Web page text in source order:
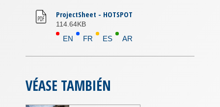
ProjectSheet - HOTSPOT
114.64KB
EN FR ES AR
VÉASE TAMBIÉN